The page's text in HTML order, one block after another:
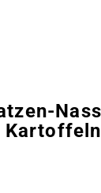
Kartoffeln